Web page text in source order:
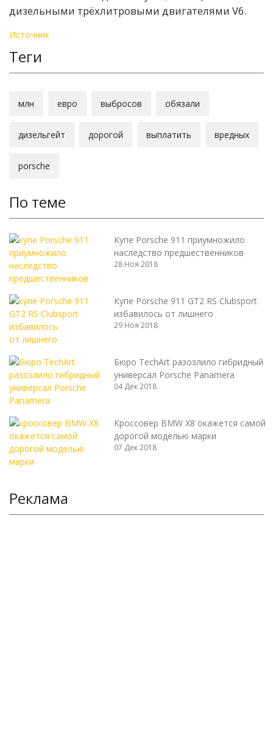
дизельными трёхлитровыми двигателями V6.
Источник
Теги
млн евро выбросов обязали
дизельгейт дорогой выплатить вредных
porsche
По теме
Купе Porsche 911 приумножило
наследство предшественников
28 Ноя 2018
Купе Porsche 911 GT2 RS Clubsport
избавилось от лишнего
29 Ноя 2018
Бюро TechArt разозлило гибридный
универсал Porsche Panamera
04 Дек 2018
Кроссовер BMW X8 окажется самой
дорогой моделью марки
07 Дек 2018
Реклама